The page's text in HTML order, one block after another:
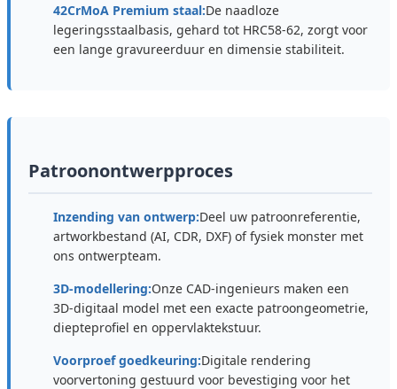
42CrMoA Premium staal:De naadloze
legeringsstaalbasis, gehard tot HRC58-62, zorgt voor
een lange gravureerduur en dimensie stabiliteit.
Patroonontwerpproces
Inzending van ontwerp:Deel uw patroonreferentie,
artworkbestand (AI, CDR, DXF) of fysiek monster met
ons ontwerpteam.
3D-modellering:Onze CAD-ingenieurs maken een
3D-digitaal model met een exacte patroongeometrie,
diepteprofiel en oppervlaktekstuur.
Voorproef goedkeuring:Digitale rendering
voorvertoning gestuurd voor bevestiging voor het